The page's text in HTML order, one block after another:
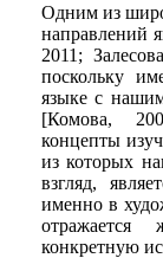
Одним из
направлений
2011;
поскольку
языке с
[Комова,
концепты
из которых
взгляд,
именно в
отражается
конкретную